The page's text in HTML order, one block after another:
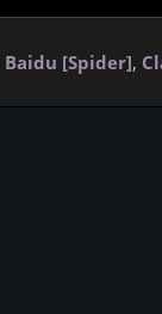
Baidu [Spider],